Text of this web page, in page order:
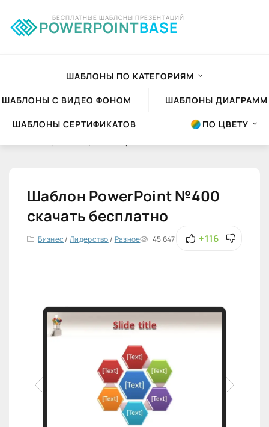
POWERPOINTBASE
БЕСПЛАТНЫЕ ШАБЛОНЫ ПРЕЗЕНТАЦИЙ
ШАБЛОНЫ ПО КАТЕГОРИЯМ
ШАБЛОНЫ С ВИДЕО ФОНОМ ШАБЛОНЫ ДИАГРАММ
ШАБЛОНЫ СЕРТИФИКАТОВ ПО ЦВЕТУ
Шаблон PowerPoint №400
скачать бесплатно
+116
Бизнес/Лидерство/ Разное 45 647